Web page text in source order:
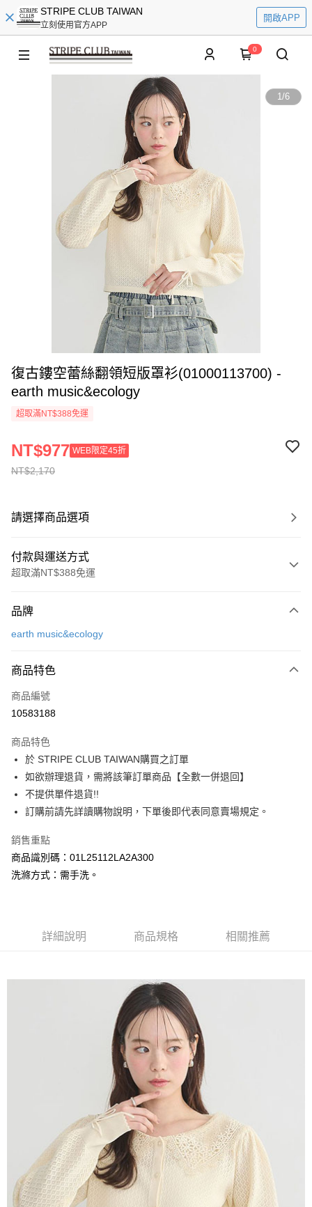
STRIPE CLUB TAIWAN
立刻使用官方APP
開啟APP
0
1/6
復古鏤空蕾絲翻領短版罩衫(01000113700) -
earth music&ecology
超取滿NT$388免運
NT$2,170
NT$977 WEB限定45折
請選擇商品選項
付款與運送方式
超取滿NT$388免運
信用卡一次付款
3 期 0 利率 每期
合作金庫商業銀行
上海商業儲蓄銀行
臺灣中小企業銀行
匯豐（台灣）商業銀行
華泰商業銀行
聯邦商業銀行
遠東國際商業銀行
元大商業銀行
玉山商業銀行
星展（台灣）商業銀行
台灣樂天信用卡公司
超商取貨付款
LINE Pay
Apple Pay
街口支付
悠遊付
大哥付你分期
相關說明
【大哥付你分期使用說明】
成交易。
3.實際核准額度、可分期數及費用金額請依後續交易確認頁面所載為準。
法說明評估內容。
1.分期款項不併入電信帳單，「大哥付你分期」於每月結算日後寄送繳費提
2.透過簡訊連結打開帳單後，可選擇「超商條碼／台灣大直營門市／銀行轉
帳／街口支付／iPASS MONEY」等通路繳費。
1.本服務係由「台灣大哥大股份有限公司」（以下簡稱本公司）所提供，讓
用戶於交易時，得透過本服務購買商品或服務，並由商店將買賣／分期付款
買賣價金債權讓與本公司後，依約使用本公司帳單繳交帳款。
2.基於同意付款使用「大哥付你分期」之契約關係目的，商店將以您的個人
資料（包含姓名、電話或地址）提供予台灣大哥大進項蒐集、處理及利用，
由本公司與您本人進行分期帳單所需資料之確認、核對及更正。
3.完整用戶服務條款，請詳閱以下連結：https://oppay.tw/userRule
AFTEE先享後付是「在收到商品之後才付款」的支付方式。 讓您購物簡單
３．安心：先確認商品／服務後，再付款。
【「AFTEE先享後付」結帳流程】
１．於結帳方式選擇「AFTEE先享後付」後，將跳轉至「AFTEE先享後付」
結帳頁面，進行簡訊認證並確認金額後，即可完成結帳。
２．訂單成立數日內，您將收到繳費通知簡訊。
３．收到繳費通知簡訊後14天內，點擊此簡訊中的連結，可透過四大超商／
ATM／網路銀行／等多元方式進行付款，方視為交易完成。
※ 請注意：結帳手續完成當下不需立刻繳費，但若您需要取消訂單，請聯絡
購買商品的店家。未經商家同意取消之訂單仍視為有效，需透過AFTEE先享
後付繳納相關費用。
※ 交易是否成功請以「AFTEE先享後付 」之結帳頁面顯示為準，若有關於
是否繳費成功／繳費後需取消欲退款等相關疑問，請聯繫「AFTEE先享後付
客戶支援中心」https://netprotections.freshdesk.com/support/home
【注意事項】
１．透過由恩沛科技股份有限公司提供之「AFTEE先享後付」服務完成之交
易，需依本服務之必要範圍內提供個人資料，並將交易相關給付款項請求債
ATM付款
每筆NT$60，滿NT$388(含以上)免運費
每筆NT$60，滿NT$388(含以上)免運費
每筆NT$60，滿NT$888(含以上)免運費
萊爾富純取貨
每筆NT$60，滿NT$888(含以上)免運費
7-11取貨付款
每筆NT$60，滿NT$888(含以上)免運費
品牌
earth music&ecology
商品特色
商品編號
10583188
商品特色
於 STRIPE CLUB TAIWAN購買之訂單
如欲辦理退貨，需將該筆訂單商品【全數一併退回】
不提供單件退貨!!
訂購前請先詳讀購物說明，下單後即代表同意賣場規定。
銷售重點
商品識別碼：01L25112LA2A300
洗滌方式：需手洗。
詳細說明 商品規格 相關推薦